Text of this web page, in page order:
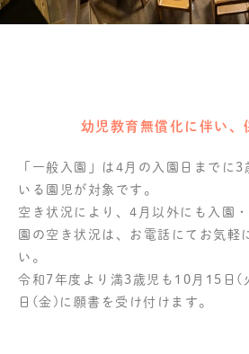
幼児教育無償化に伴い、
「一般入園」は4月の入園日までに3
いる園児が対象です。
空き状況により、4月以外にも入園
園の空き状況は、お電話にてお気軽
い。
令和7年度より満3歳児も10月15日(
日(金)に願書を受け付けます。